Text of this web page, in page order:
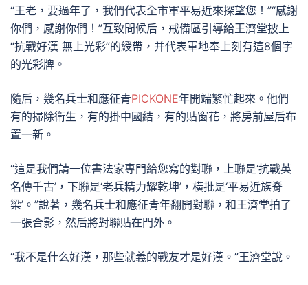
“王老，要過年了，我們代表全市軍平易近來探望您！”“感謝
你們，感謝你們！”互致問候后，戒備區引導給王濟堂披上
“抗戰好漢 無上光彩”的綬帶，并代表軍地奉上刻有這8個字
的光彩牌。
隨后，幾名兵士和應征青PICKONE年開端繁忙起來。他們
有的掃除衛生，有的掛中國結，有的貼窗花，將房前屋后布
置一新。
“這是我們請一位書法家專門給您寫的對聯，上聯是‘抗戰英
名傳千古’，下聯是‘老兵精力耀乾坤’，橫批是‘平易近族脊
梁’。”說著，幾名兵士和應征青年翻開對聯，和王濟堂拍了
一張合影，然后將對聯貼在門外。
“我不是什么好漢，那些就義的戰友才是好漢。”王濟堂說。